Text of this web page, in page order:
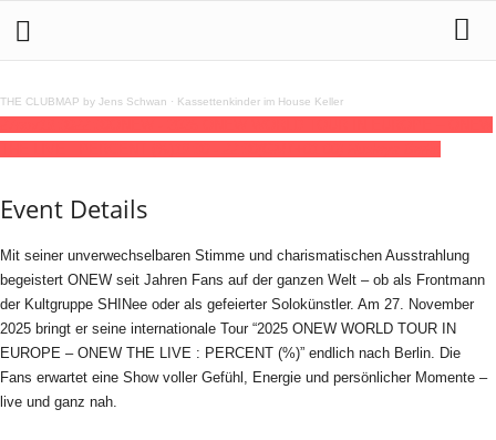
THE CLUBMAP by Jens Schwan · Kassettenkinder im House Keller
Event Details
Mit seiner unverwechselbaren Stimme und charismatischen Ausstrahlung
begeistert ONEW seit Jahren Fans auf der ganzen Welt – ob als Frontmann
der Kultgruppe SHINee oder als gefeierter Solokünstler. Am 27. November
2025 bringt er seine internationale Tour “2025 ONEW WORLD TOUR IN
EUROPE – ONEW THE LIVE : PERCENT (%)” endlich nach Berlin. Die
Fans erwartet eine Show voller Gefühl, Energie und persönlicher Momente –
live und ganz nah.